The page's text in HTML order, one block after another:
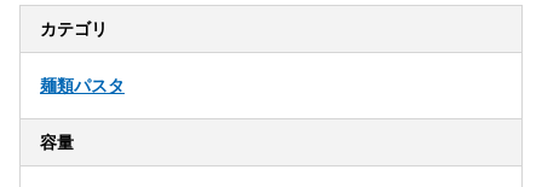
カテゴリ
麺類パスタ
容量